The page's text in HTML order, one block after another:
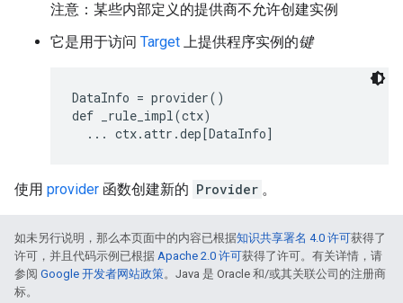
注意：某些内部定义的提供商不允许创建实例
它是用于访问 Target 上提供程序实例的键
DataInfo = provider()
def _rule_impl(ctx)
  ... ctx.attr.dep[DataInfo]
使用 provider 函数创建新的 Provider 。
如未另行说明，那么本页面中的内容已根据知识共享署名 4.0 许可获得了
许可，并且代码示例已根据 Apache 2.0 许可获得了许可。有关详情，请
参阅 Google 开发者网站政策。Java 是 Oracle 和/或其关联公司的注册商
标。